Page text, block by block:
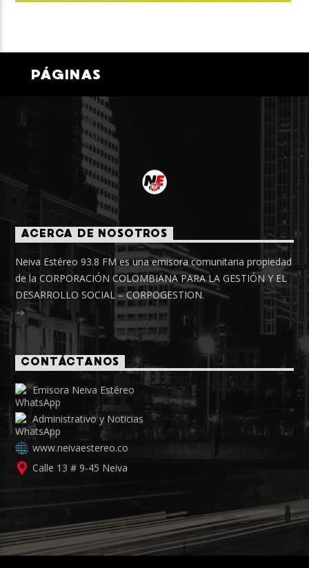
PÁGINAS
ACERCA DE NOSOTROS
Neiva Estéreo 93.8 FM es una emisora comunitaria propiedad
de la CORPORACIÓN COLOMBIANA PARA LA GESTIÓN Y EL
DESARROLLO SOCIAL – CORPOGESTION.
CONTÁCTANOS
Emisora Neiva Estéreo
Administrativo y Noticias
www.neivaestereo.co
Calle 13 # 9-45 Neiva